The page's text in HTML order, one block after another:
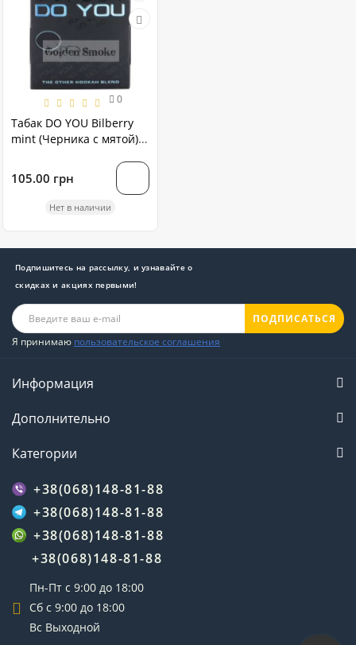
0
Табак DO YOU Bilberry
mint (Черника с мятой)
105.00 грн
Нет в наличии
Подпишитесь на рассылку, и узнавайте о
скидках и акциях первыми!
ПОДПИСАТЬСЯ
Я принимаю пользовательское соглашения
Информация
Дополнительно
Категории
+38(068)148-81-88
+38(068)148-81-88
+38(068)148-81-88
+38(068)148-81-88
Пн-Пт с 9:00 до 18:00
Сб с 9:00 до 18:00
Вс Выходной